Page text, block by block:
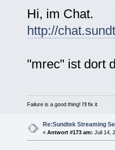
Hi, im Chat.
http://
"mrec" ist dort
Failure is a good thing! I'll fix it
Re:Sundtek Streaming
« Antwort #173 am: Juli 14,